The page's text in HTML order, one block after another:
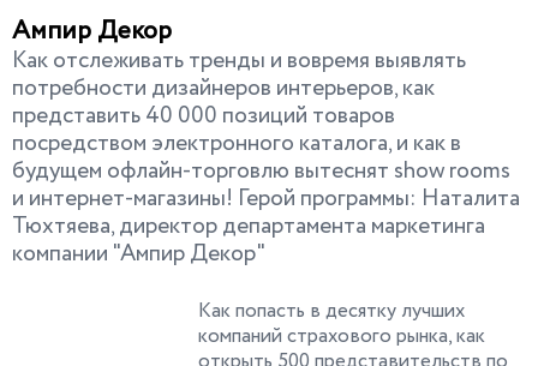
Ампир Декор
Как отслеживать тренды и вовремя выявлять
потребности дизайнеров интерьеров, как
представить 40 000 позиций товаров
посредством электронного каталога, и как в
будущем офлайн-торговлю вытеснят show rooms
и интернет-магазины! Герой программы: Наталита
Тюхтяева, директор департамента маркетинга
компании "Ампир Декор"
Как попасть в десятку лучших
компаний страхового рынка, как